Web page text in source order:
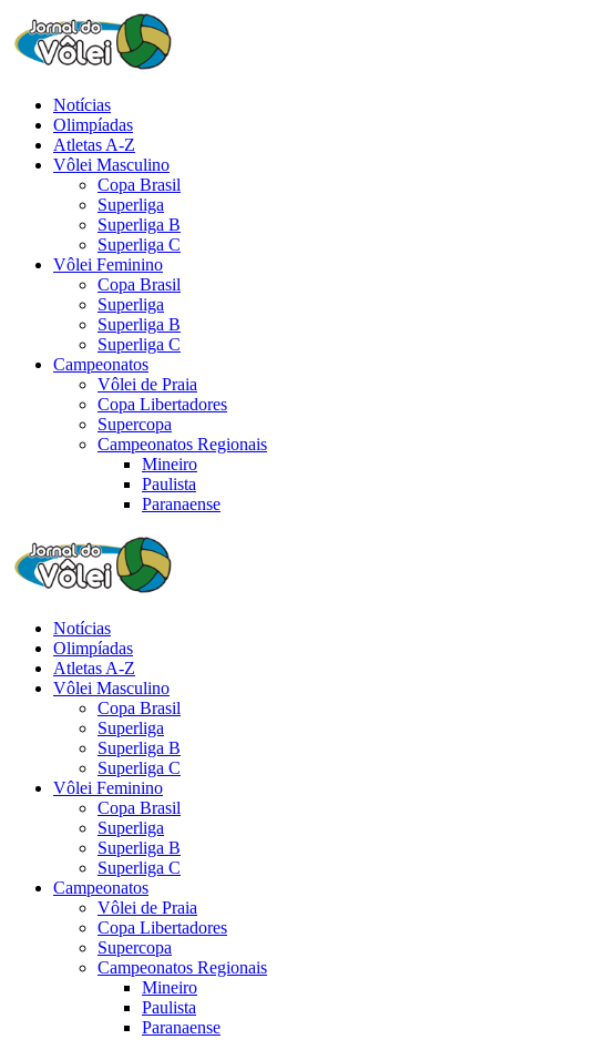
Notícias
Olimpíadas
Atletas A-Z
Vôlei Masculino
Copa Brasil
Superliga
Superliga B
Superliga C
Vôlei Feminino
Copa Brasil
Superliga
Superliga B
Superliga C
Campeonatos
Vôlei de Praia
Copa Libertadores
Supercopa
Campeonatos Regionais
Mineiro
Paulista
Paranaense
Notícias
Olimpíadas
Atletas A-Z
Vôlei Masculino
Copa Brasil
Superliga
Superliga B
Superliga C
Vôlei Feminino
Copa Brasil
Superliga
Superliga B
Superliga C
Campeonatos
Vôlei de Praia
Copa Libertadores
Supercopa
Campeonatos Regionais
Mineiro
Paulista
Paranaense